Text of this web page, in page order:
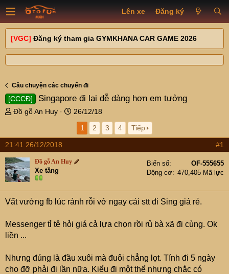
Lên xe Đăng ký
[VGC] Đăng ký tham gia GYMKHANA CAR GAME 2026
Câu chuyện các chuyến đi
[CCCĐ] Singapore đi lại dễ dàng hơn em tưởng
T
e
a
d
s
t
r
r
Đồ gỗ An Huy
N
g
y
ử
26/12/18
1
2 3 4 Tiếp
21:41 26/12/2018 #1
Đồ gỗ An Huy
Xe tăng
Biển số
OF-555655
Động cơ
470,405 Mã lực
Vất vưởng fb lúc rảnh rỗi vớ ngay cái stt đi Sing giá rẻ.
Messenger tỉ tê hỏi giá cả lựa chọn rồi rủ bà xã đi cùng. Ok
liền ...
Nhưng đúng là đầu xuôi mà đuôi chẳng lọt. Tính đi 5 ngày
cho đỡ phải đi lần nữa. Kiểu đi một thể nhưng chắc có